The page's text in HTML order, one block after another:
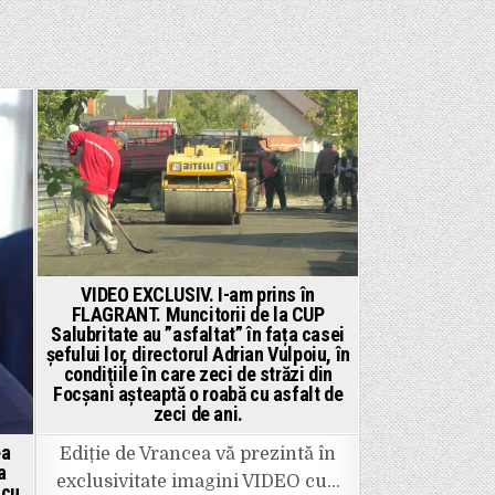
Posted
in
VIDEO EXCLUSIV. I-am prins în
FLAGRANT. Muncitorii de la CUP
Salubritate au ”asfaltat” în fața casei
șefului lor, directorul Adrian Vulpoiu, în
condițiile în care zeci de străzi din
Focșani așteaptă o roabă cu asfalt de
zeci de ani.
Ediție de Vrancea vă prezintă în
exclusivitate imagini VIDEO cu…